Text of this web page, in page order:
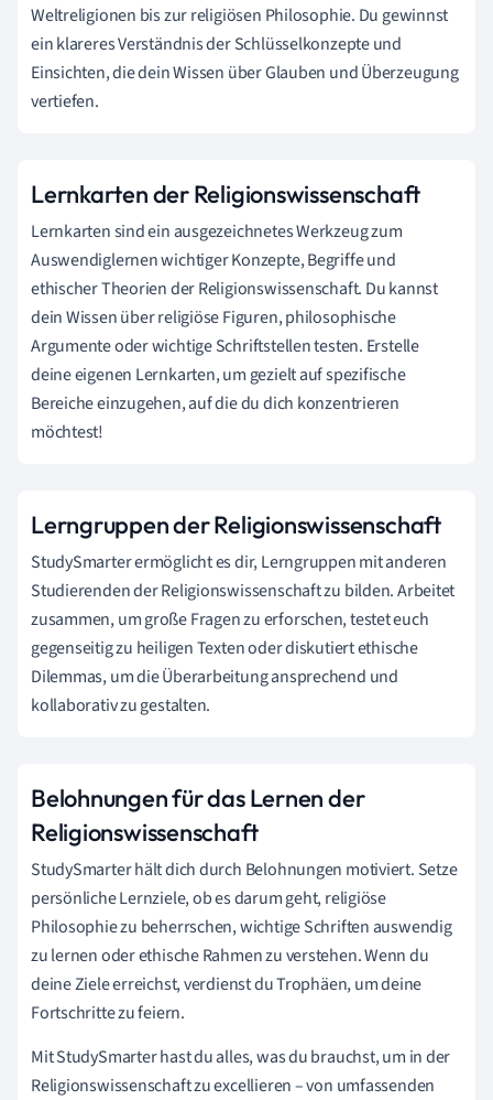
Weltreligionen bis zur religiösen Philosophie. Du gewinnst
ein klareres Verständnis der Schlüsselkonzepte und
Einsichten, die dein Wissen über Glauben und Überzeugung
vertiefen.
Lernkarten der Religionswissenschaft
Lernkarten sind ein ausgezeichnetes Werkzeug zum
Auswendiglernen wichtiger Konzepte, Begriffe und
ethischer Theorien der Religionswissenschaft. Du kannst
dein Wissen über religiöse Figuren, philosophische
Argumente oder wichtige Schriftstellen testen. Erstelle
deine eigenen Lernkarten, um gezielt auf spezifische
Bereiche einzugehen, auf die du dich konzentrieren
möchtest!
Lerngruppen der Religionswissenschaft
StudySmarter ermöglicht es dir, Lerngruppen mit anderen
Studierenden der Religionswissenschaft zu bilden. Arbeitet
zusammen, um große Fragen zu erforschen, testet euch
gegenseitig zu heiligen Texten oder diskutiert ethische
Dilemmas, um die Überarbeitung ansprechend und
kollaborativ zu gestalten.
Belohnungen für das Lernen der
Religionswissenschaft
StudySmarter hält dich durch Belohnungen motiviert. Setze
persönliche Lernziele, ob es darum geht, religiöse
Philosophie zu beherrschen, wichtige Schriften auswendig
zu lernen oder ethische Rahmen zu verstehen. Wenn du
deine Ziele erreichst, verdienst du Trophäen, um deine
Fortschritte zu feiern.
Mit StudySmarter hast du alles, was du brauchst, um in der
Religionswissenschaft zu excellieren – von umfassenden